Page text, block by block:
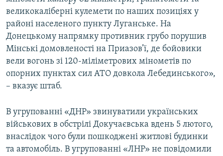
ПОДКАСТИ
РУС
УКР
КТАТ
великокаліберні кулемети по наших позиціях у
районі населеного пункту Луганське. На
Донецькому напрямку противник грубо порушив
Мінські домовленості на Приазов’ї, де бойовики
вели вогонь зі 120-міліметрових мінометів по
опорних пунктах сил АТО довкола Лебединського»,
– вказує штаб.
В угрупованні «ДНР» звинуватили українських
військових в обстрілі Докучаєвська вдень 5 лютого,
внаслідок чого були пошкоджені житлові будинки
та автомобіль. В угрупованні «ЛНР» не повідомили